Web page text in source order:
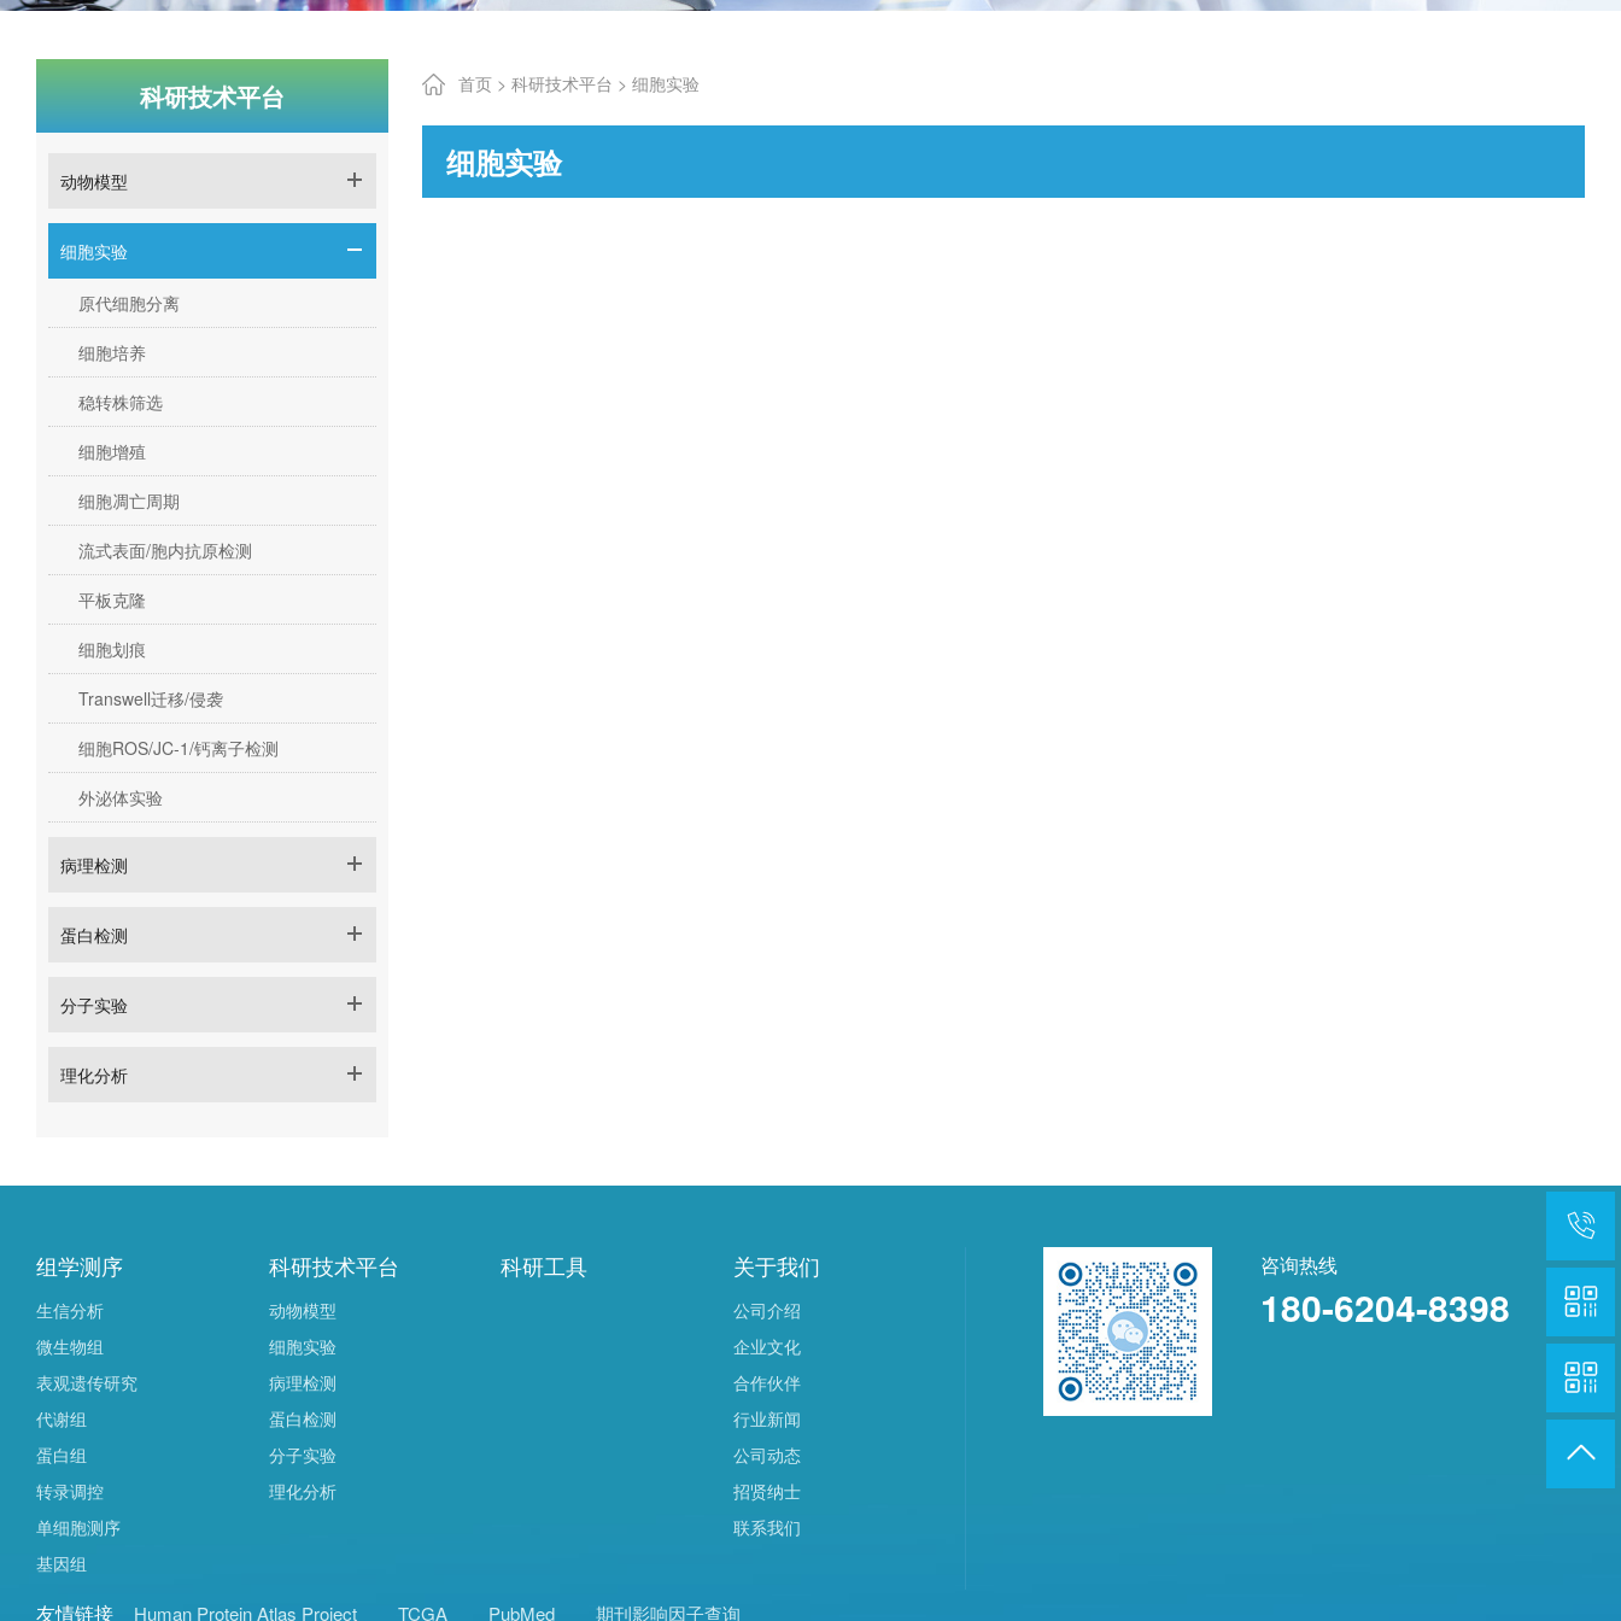
科研技术平台
动物模型
细胞实验
原代细胞分离
细胞培养
稳转株筛选
细胞增殖
细胞凋亡周期
流式表面/胞内抗原检测
平板克隆
细胞划痕
Transwell迁移/侵袭
细胞ROS/JC-1/钙离子检测
外泌体实验
病理检测
蛋白检测
分子实验
理化分析
首页 > 科研技术平台 > 细胞实验
细胞实验
组学测序
生信分析
微生物组
表观遗传研究
代谢组
蛋白组
转录调控
单细胞测序
基因组
科研技术平台
动物模型
细胞实验
病理检测
蛋白检测
分子实验
理化分析
科研工具 关于我们
公司介绍
企业文化
合作伙伴
行业新闻
公司动态
招贤纳士
联系我们
咨询热线
180-6204-8398
友情链接 Human Protein Atlas Project TCGA PubMed 期刊影响因子查询